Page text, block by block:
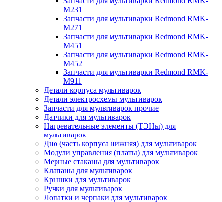
M231
Запчасти для мультиварки Redmond RMK-
M271
Запчасти для мультиварки Redmond RMK-
M451
Запчасти для мультиварки Redmond RMK-
M452
Запчасти для мультиварки Redmond RMK-
M911
Детали корпуса мультиварок
Детали электросхемы мультиварок
Запчасти для мультиварок прочие
Датчики для мультиварок
Нагревательные элементы (ТЭНы) для
мультиварок
Дно (часть корпуса нижняя) для мультиварок
Модули управления (платы) для мультиварок
Мерные стаканы для мультиварок
Клапаны для мультиварок
Крышки для мультиварок
Ручки для мультиварок
Лопатки и черпаки для мультиварок